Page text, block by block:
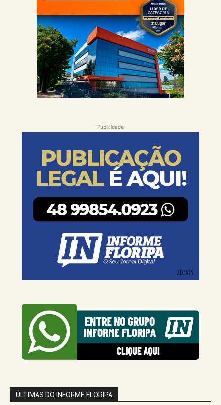
Publicidade
ÚLTIMAS DO INFORME FLORIPA